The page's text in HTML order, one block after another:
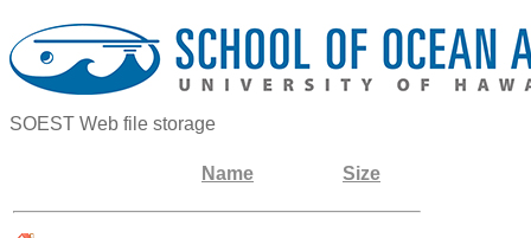
SOEST Web file storage
Name Size